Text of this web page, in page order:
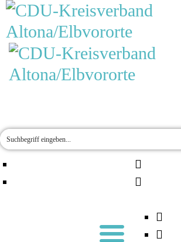
MOIN!
AKTUELLES
ÜBER UNS
ORTSVERBÄNDE
KONTAKT